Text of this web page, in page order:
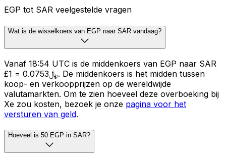
EGP tot SAR veelgestelde vragen
Wat is de wisselkoers van EGP naar SAR vandaag?
Vanaf 18:54 UTC is de middenkoers van EGP naar SAR
£1 = ﷼0.0753. De middenkoers is het midden tussen
koop- en verkoopprijzen op de wereldwijde
valutamarkten. Om te zien hoeveel deze overboeking bij
Xe zou kosten, bezoek je onze pagina voor het
versturen van geld.
Hoeveel is 50 EGP in SAR?